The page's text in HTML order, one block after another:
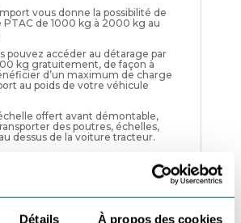
Détails À propos des cookies
vous donne la possibilité de
PTAC de 1000 kg à 2000 kg au
pouvez accéder au détarage par
kg gratuitement, de façon à
d’un maximum de charge
au poids de votre véhicule
offert avant démontable,
des poutres, échelles,
dessus de la voiture tracteur.
moins importante qu'avec les
de passer dans la majorité des